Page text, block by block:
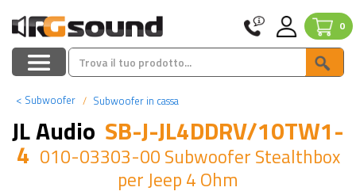
0
< Subwoofer Subwoofer in cassa
JL Audio SB-J-JL4DDRV/10TW1-
4 010-03303-00 Subwoofer Stealthbox
per Jeep 4 Ohm